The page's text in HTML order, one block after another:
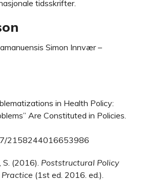
tidsskrifter.
Simon Innvær –
in Health Policy:
Are Constituted in Policies.
2158244016653986
(2016). Poststructural Policy
(1st ed. 2016. ed.).